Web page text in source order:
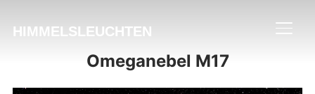
HIMMELSLEUCHTEN
Omeganebel M17